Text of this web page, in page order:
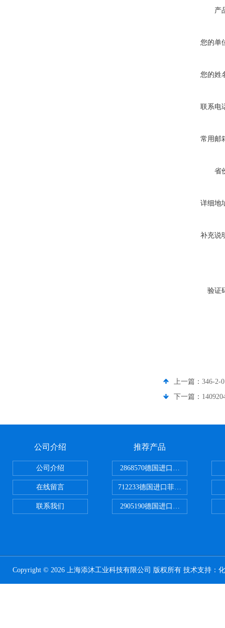
产
您的单
您的姓
联系电
常用邮
省
详细地
补充说
验证
上一篇： 346-2-
下一篇：
公司介绍
公司介绍
在线留言
联系我们
推荐产品
2868570德国进口菲尼克斯电源
712233德国进口菲尼克斯断路器
2905190德国进口菲尼克斯继电器
Copyright © 2026 上海添沐工业科技有限公司 版权所有 技术支持：